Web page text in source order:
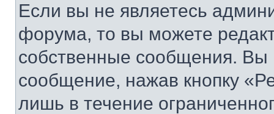
Если вы не являетесь
форума, то вы можете
собственные сообщения. Вы
сообщение, нажав кнопку
лишь в течение